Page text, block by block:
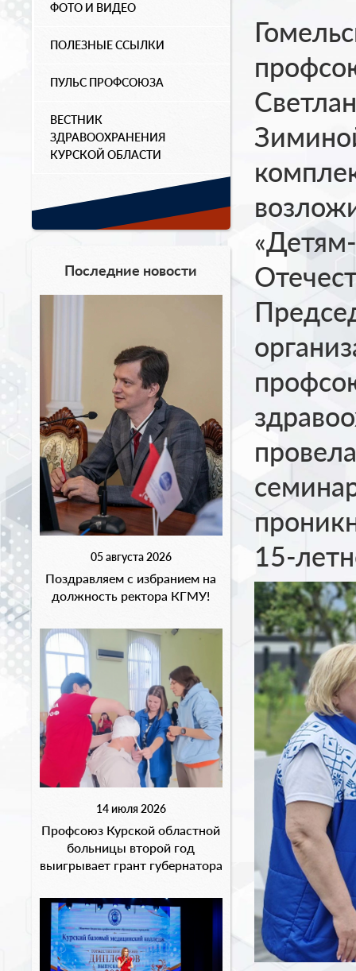
ФОТО И ВИДЕО
ПОЛЕЗНЫЕ ССЫЛКИ
ПУЛЬС ПРОФСОЮЗА
ВЕСТНИК
ЗДРАВООХРАНЕНИЯ
КУРСКОЙ ОБЛАСТИ
Последние новости
05 августа 2026
Поздравляем с избранием на
должность ректора КГМУ!
14 июля 2026
Профсоюз Курской областной
больницы второй год
выигрывает грант губернатора
15-